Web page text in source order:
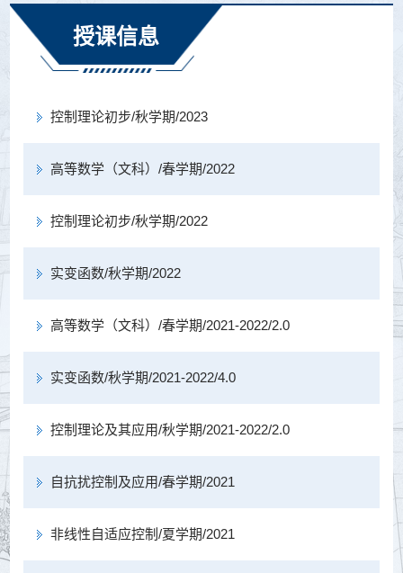
授课信息
控制理论初步/秋学期/2023
高等数学（文科）/春学期/2022
控制理论初步/秋学期/2022
实变函数/秋学期/2022
高等数学（文科）/春学期/2021-2022/2.0
实变函数/秋学期/2021-2022/4.0
控制理论及其应用/秋学期/2021-2022/2.0
自抗扰控制及应用/春学期/2021
非线性自适应控制/夏学期/2021